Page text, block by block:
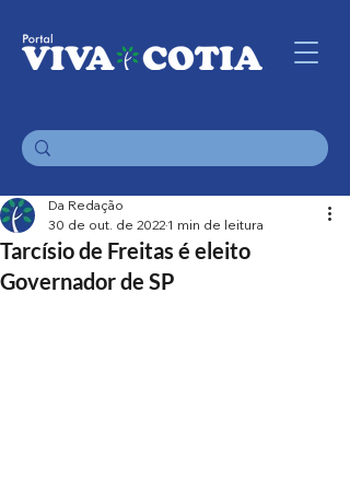
Tarcísio de Freitas é eleito
Governador de SP
Da Redação
30 de out. de 2022 1 min de leitura